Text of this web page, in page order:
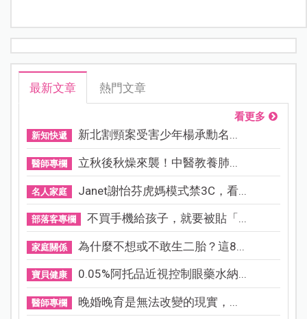
最新文章 熱門文章
看更多
新知快遞 新北割頸案受害少年楊承勳名...
醫師專欄 立秋後秋燥來襲！中醫教養肺...
名人家庭 Janet謝怡芬虎媽模式禁3C，看...
部落客專欄 不買手機給孩子，就要被貼「...
家庭關係 為什麼不想或不敢生二胎？這8...
寶貝健康 0.05%阿托品近視控制眼藥水納...
醫師專欄 晚婚晚育是無法改變的現實，...